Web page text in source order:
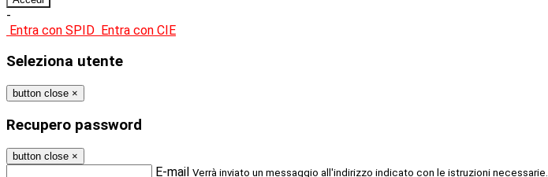
-
Entra con SPID Entra con CIE
Seleziona utente
button close ×
Recupero password
button close ×
E-mail Verrà inviato un messaggio all'indirizzo indicato con le istruzioni necessarie.